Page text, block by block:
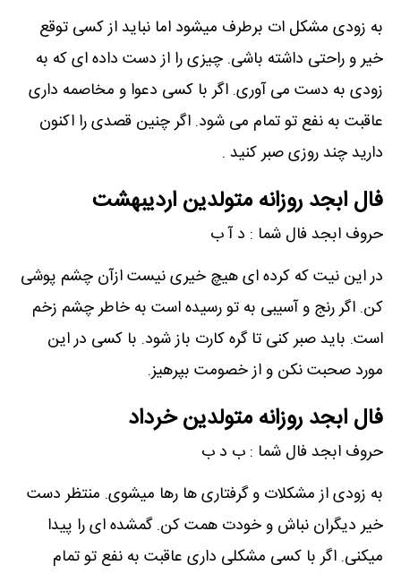
به زودی مشکل ات برطرف میشود اما نباید از کسی توقع
خیر و راحتی داشته باشی. چیزی را از دست داده ای که به
زودی به دست می آوری. اگر با کسی دعوا و مخاصمه داری
عاقبت به نفع تو تمام می شود. اگر چنین قصدی را اکنون
دارید چند روزی صبر کنید .
فال ابجد روزانه متولدین اردیبهشت
حروف ابجد فال شما : د آ ب
در این نیت که کرده ای هیچ خیری نیست ازآن چشم پوشی
کن. اگر رنج و آسیبی به تو رسیده است به خاطر چشم زخم
است. باید صبر کنی تا گره کارت باز شود. با کسی در این
مورد صحبت نکن و از خصومت بپرهیز.
فال ابجد روزانه متولدین خرداد
حروف ابجد فال شما : ب د ب
به زودی از مشکلات و گرفتاری ها رها میشوی. منتظر دست
خیر دیگران نباش و خودت همت کن. گمشده ای را پیدا
میکنی. اگر با کسی مشکلی داری عاقبت به نفع تو تمام